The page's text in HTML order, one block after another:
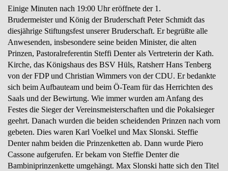
Einige Minuten nach 19:00 Uhr eröffnete der 1.
Brudermeister und König der Bruderschaft Peter Schmidt das
diesjährige Stiftungsfest unserer Bruderschaft. Er begrüßte alle
Anwesenden, insbesondere seine beiden Minister, die alten
Prinzen, Pastoralreferentin Steffi Denter als Vertreterin der Kath.
Kirche, das Königshaus des BSV Hüls, Ratsherr Hans Tenberg
von der FDP und Christian Wimmers von der CDU. Er bedankte
sich beim Aufbauteam und beim Ö-Team für das Herrichten des
Saals und der Bewirtung. Wie immer wurden am Anfang des
Festes die Sieger der Vereinsmeisterschaften und die Pokalsieger
geehrt. Danach wurden die beiden scheidenden Prinzen nach vorn
gebeten. Dies waren Karl Voelkel und Max Slonski. Steffie
Denter nahm beiden die Prinzenketten ab. Dann wurde Piero
Cassone aufgerufen. Er bekam von Steffie Denter die
Bambiniprinzenkette umgehängt. Max Slonski hatte sich den Titel